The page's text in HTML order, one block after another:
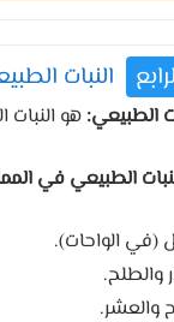
النبات
الطبيعي: هو النبات
الطبيعي في
(في الواحات).
والطلح.
والعشر.